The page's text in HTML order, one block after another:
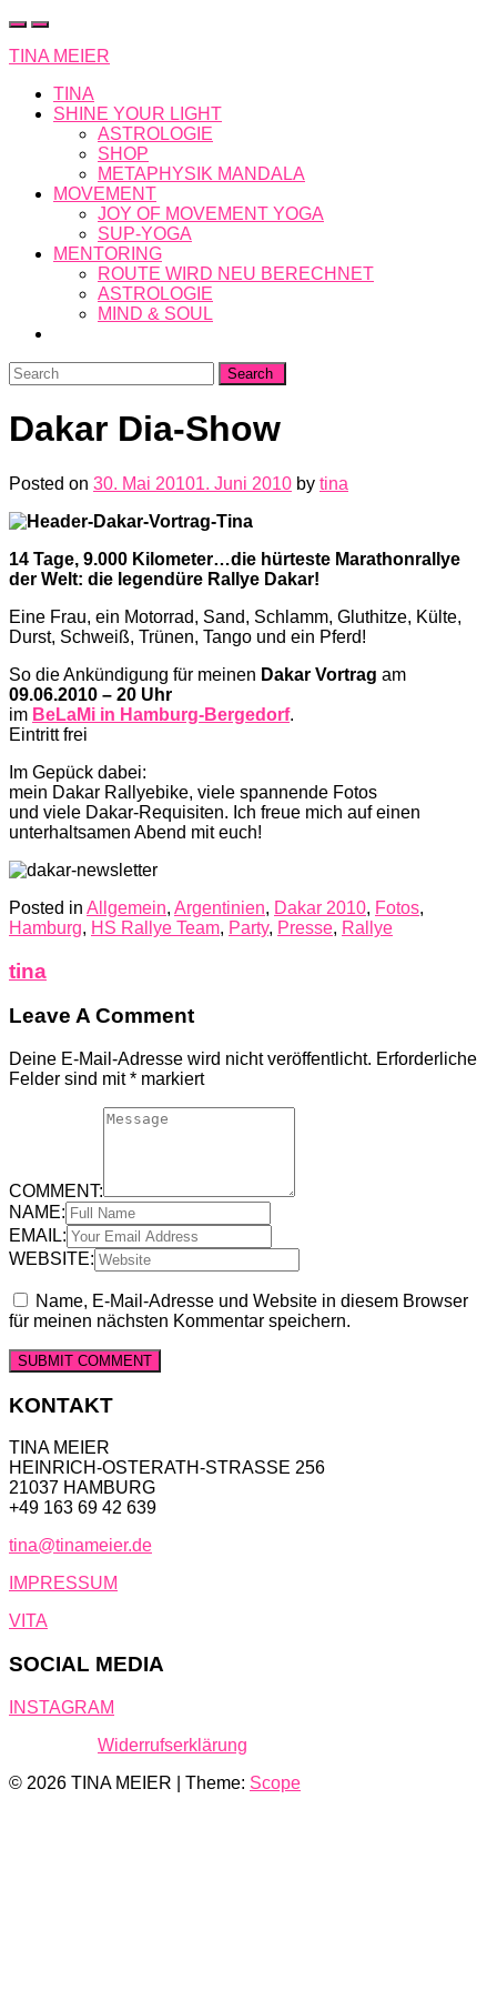
Skip
content
TINA MEIER
TINA
SHINE YOUR LIGHT
ASTROLOGIE
SHOP
METAPHYSIK MANDALA
MOVEMENT
JOY OF MOVEMENT YOGA
SUP-YOGA
MENTORING
ROUTE WIRD NEU BERECHNET
ASTROLOGIE
MIND & SOUL
Search
for:
Dakar Dia-Show
Posted on 30. Mai 20101. Juni 2010 by tina
14 Tage, 9.000 Kilometer…die hürteste Marathonrallye
der Welt: die legendüre Rallye Dakar!
Eine Frau, ein Motorrad, Sand, Schlamm, Gluthitze, Külte,
Durst, Schweiß, Trünen, Tango und ein Pferd!
So die Ankündigung für meinen Dakar Vortrag am
09.06.2010 – 20 Uhr
im BeLaMi in Hamburg-Bergedorf.
Eintritt frei
Im Gepück dabei:
mein Dakar Rallyebike, viele spannende Fotos
und viele Dakar-Requisiten. Ich freue mich auf einen
unterhaltsamen Abend mit euch!
Posted in Allgemein, Argentinien, Dakar 2010, Fotos,
Hamburg, HS Rallye Team, Party, Presse, Rallye
tina
Leave A Comment
Deine E-Mail-Adresse wird nicht veröffentlicht. Erforderliche
Felder sind mit* markiert
COMMENT:
NAME:
EMAIL:
WEBSITE:
Name, E-Mail-Adresse und Website in diesem Browser
für meinen nächsten Kommentar speichern.
KONTAKT
TINA MEIER
HEINRICH-OSTERATH-STRASSE 256
21037 HAMBURG
+49 163 69 42 639
tina@tinameier.de
IMPRESSUM
VITA
SOCIAL MEDIA
INSTAGRAM
Widerrufserklärung
© 2026 TINA MEIER | Theme: Scope